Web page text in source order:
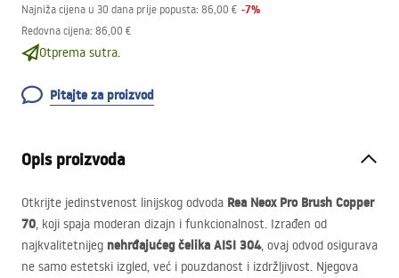
Najniža cijena u 30 dana prije popusta: 86,00 € -7%
Redovna cijena: 86,00 €
Otprema sutra.
Pitajte za proizvod
Opis proizvoda
Otkrijte jedinstvenost linijskog odvoda Rea Neox Pro Brush Copper
70, koji spaja moderan dizajn i funkcionalnost. Izrađen od
najkvalitetnijeg nehrđajućeg čelika AISI 304, ovaj odvod osigurava
ne samo estetski izgled, već i pouzdanost i izdržljivost. Njegova